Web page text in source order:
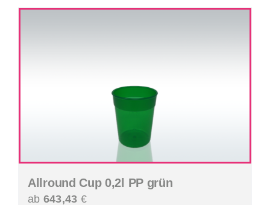
Allround Cup 0,2l PP grün
ab 643,43 €